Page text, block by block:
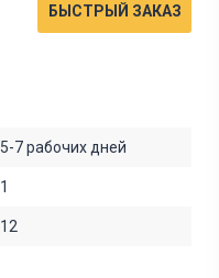
5-7 рабочих дней
1
12
БЫСТРЫЙ ЗАКАЗ